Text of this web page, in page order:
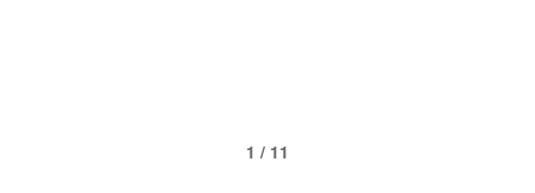
1 / 11